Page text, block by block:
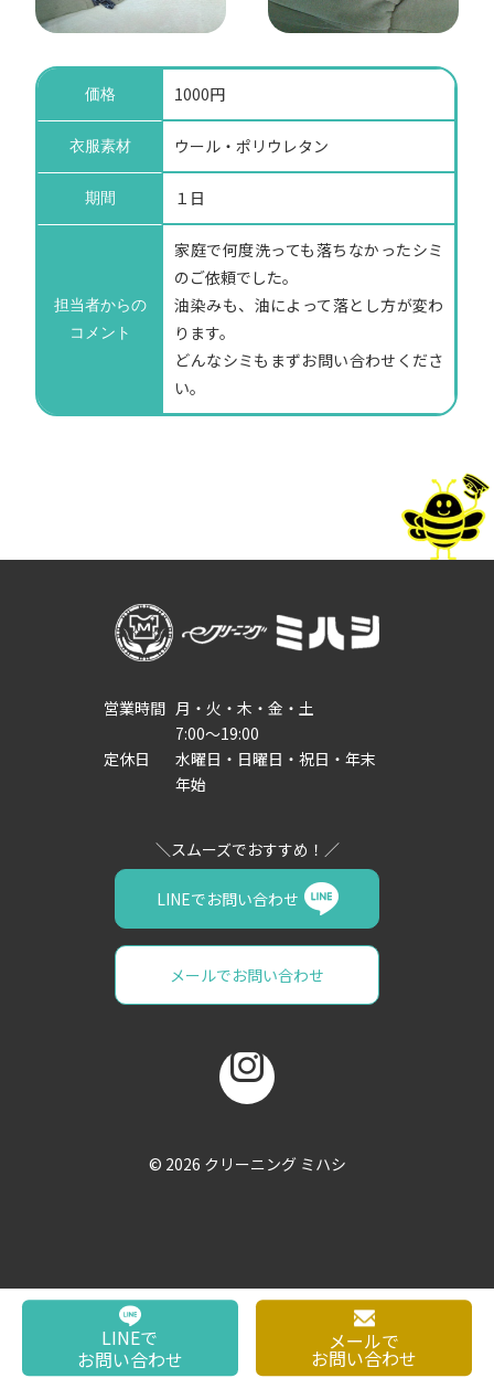
価格 1000円
衣服素材 ウール・ポリウレタン
期間 １日
担当者からの
コメント
家庭で何度洗っても落ちなかったシミ
のご依頼でした。
油染みも、油によって落とし方が変わ
ります。
どんなシミもまずお問い合わせくださ
い。
営業時間 月・火・木・金・土
7:00～19:00
定休日
水曜日・日曜日・祝日・年末
年始
メールでお問い合わせ
LINEでお問い合わせ
© 2026 クリーニング ミハシ
LINEで
お問い合わせ
メールで
お問い合わせ